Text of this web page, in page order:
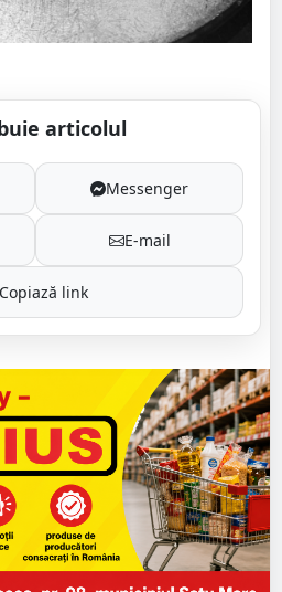
articolul
Messenger
E-mail
Copiază link